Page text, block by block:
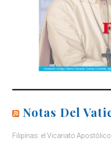
Notas Del
Filipinas: el Vicariato